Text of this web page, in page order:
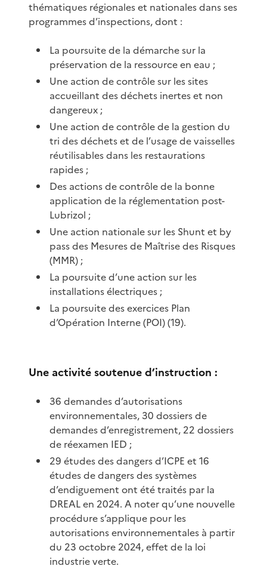
thématiques régionales et nationales dans ses
programmes d’inspections, dont :
La poursuite de la démarche sur la
préservation de la ressource en eau ;
Une action de contrôle sur les sites
accueillant des déchets inertes et non
dangereux ;
Une action de contrôle de la gestion du
tri des déchets et de l’usage de vaisselles
réutilisables dans les restaurations
rapides ;
Des actions de contrôle de la bonne
application de la réglementation post-
Lubrizol ;
Une action nationale sur les Shunt et by
pass des Mesures de Maîtrise des Risques
(MMR) ;
La poursuite d’une action sur les
installations électriques ;
La poursuite des exercices Plan
d’Opération Interne (POI) (19).
Une activité soutenue d’instruction :
36 demandes d’autorisations
environnementales, 30 dossiers de
demandes d’enregistrement, 22 dossiers
de réexamen IED ;
29 études des dangers d’ICPE et 16
études de dangers des systèmes
d’endiguement ont été traités par la
DREAL en 2024. A noter qu’une nouvelle
procédure s’applique pour les
autorisations environnementales à partir
du 23 octobre 2024, effet de la loi
industrie verte.